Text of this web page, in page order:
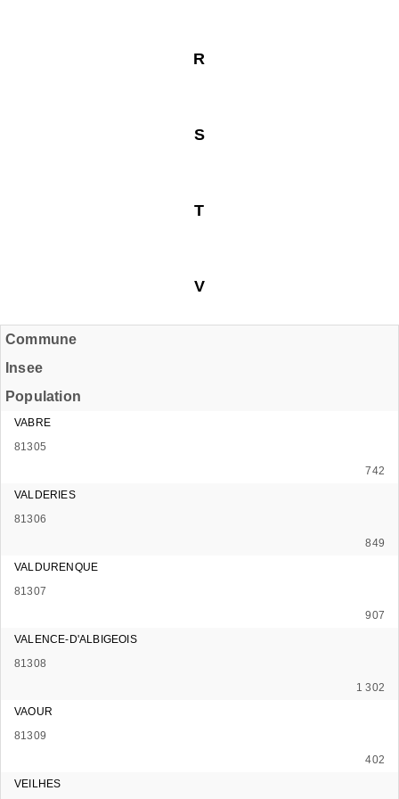
R
S
T
V
Commune
Insee
Population
VABRE
81305
742
VALDERIES
81306
849
VALDURENQUE
81307
907
VALENCE-D'ALBIGEOIS
81308
1 302
VAOUR
81309
402
VEILHES